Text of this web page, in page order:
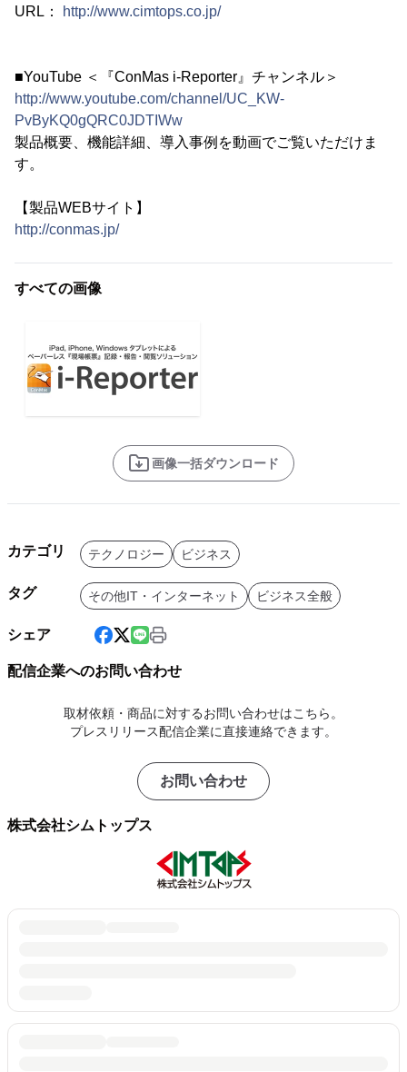
URL： http://www.cimtops.co.jp/
■YouTube ＜『ConMas i-Reporter』チャンネル＞
http://www.youtube.com/channel/UC_KW-
PvByKQ0gQRC0JDTIWw
製品概要、機能詳細、導入事例を動画でご覧いただけま
す。
【製品WEBサイト】
http://conmas.jp/
すべての画像
画像一括ダウンロード
カテゴリ テクノロジー ビジネス
タグ その他IT・インターネット ビジネス全般
シェア
配信企業へのお問い合わせ
取材依頼・商品に対するお問い合わせはこちら。
プレスリリース配信企業に直接連絡できます。
お問い合わせ
株式会社シムトップス